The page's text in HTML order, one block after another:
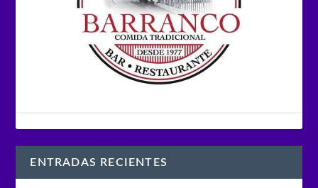
ENTRADAS RECIENTES